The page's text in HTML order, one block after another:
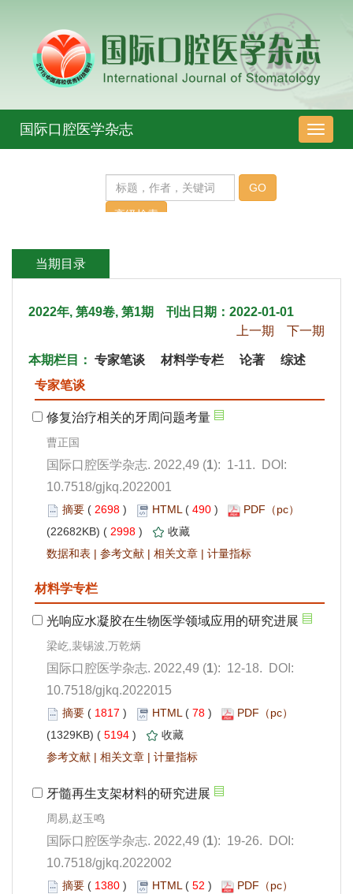
2022年, 第49卷, 第1期 刊出日期：2022-01-01
): 1-11. DOI:
10.7518/gjkq.2022001
2698 ) 490 )
2998 )
|
| |
): 12-18. DOI:
10.7518/gjkq.2022015
1817 ) 78 )
5194 )
|
|
): 19-26. DOI:
10.7518/gjkq.2022002
1380 ) 52 )